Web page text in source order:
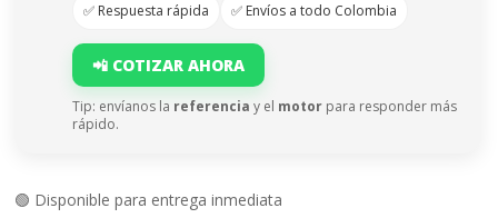
✅ Respuesta rápida ✅ Envíos a todo Colombia
📲 COTIZAR AHORA
Tip: envíanos la referencia y el motor para responder más
rápido.
🟢 Disponible para entrega inmediata